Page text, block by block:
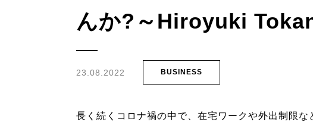
んか?～Hiroyuki
23.08.2022 BUSINESS
長く続くコロナ禍の中で、在宅ワークや外出制限な